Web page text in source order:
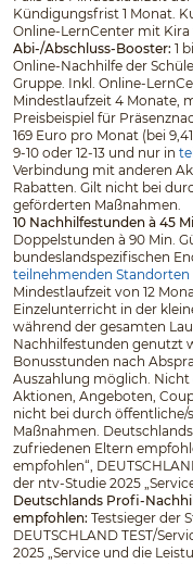
Kündigungsfrist 1 Monat.
Online-LernCenter mit
Abi-/Abschluss-Booster: 1
Online-Nachhilfe der
Gruppe. Inkl. Online-
Mindestlaufzeit 4 Monate,
Preisbeispiel für
169 Euro pro Monat (bei
9-10 oder 12-13 und nur in
Verbindung mit anderen
Rabatten. Gilt nicht bei
geförderten Maßnahmen.
10 Nachhilfestunden à 45
Doppelstunden à 90 Min.
bundeslandspezifischen
teilnehmenden Standorten
Mindestlaufzeit von 12
Einzelunterricht in der
während der gesamten
Nachhilfestunden genutzt
Bonusstunden nach
Auszahlung möglich.
Aktionen, Angeboten,
nicht bei durch
Maßnahmen.
zufriedenen Eltern
empfohlen“,
der ntv-Studie 2025
Deutschlands Profi-
empfohlen: Testsieger der
DEUTSCHLAND TEST/
2025 „Service und die